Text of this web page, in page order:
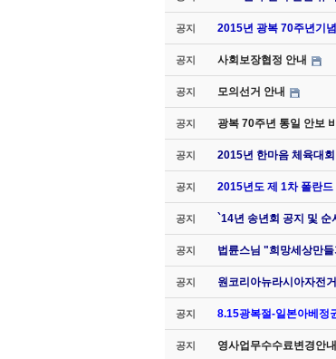
공지 2015년 광복 70주년기
공지 사회보장협정 안내
공지 모의선거 안내
공지 광복 70주년 통일 안보
공지 2015년 한마음 체육대
공지 2015년도 제 1차 폴란
공지 `14년 송년회 공지 및 순
공지 법륜스님 "희망세상만
공지 원코리아뉴라시아자전
공지 8.15광복절-일본아베정
공지 영사업무수수료변경안